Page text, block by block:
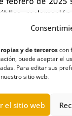
y de terceroscon
puede aceptar el
Para editar sus
sitio web.
el sitio web
,Gobierno de